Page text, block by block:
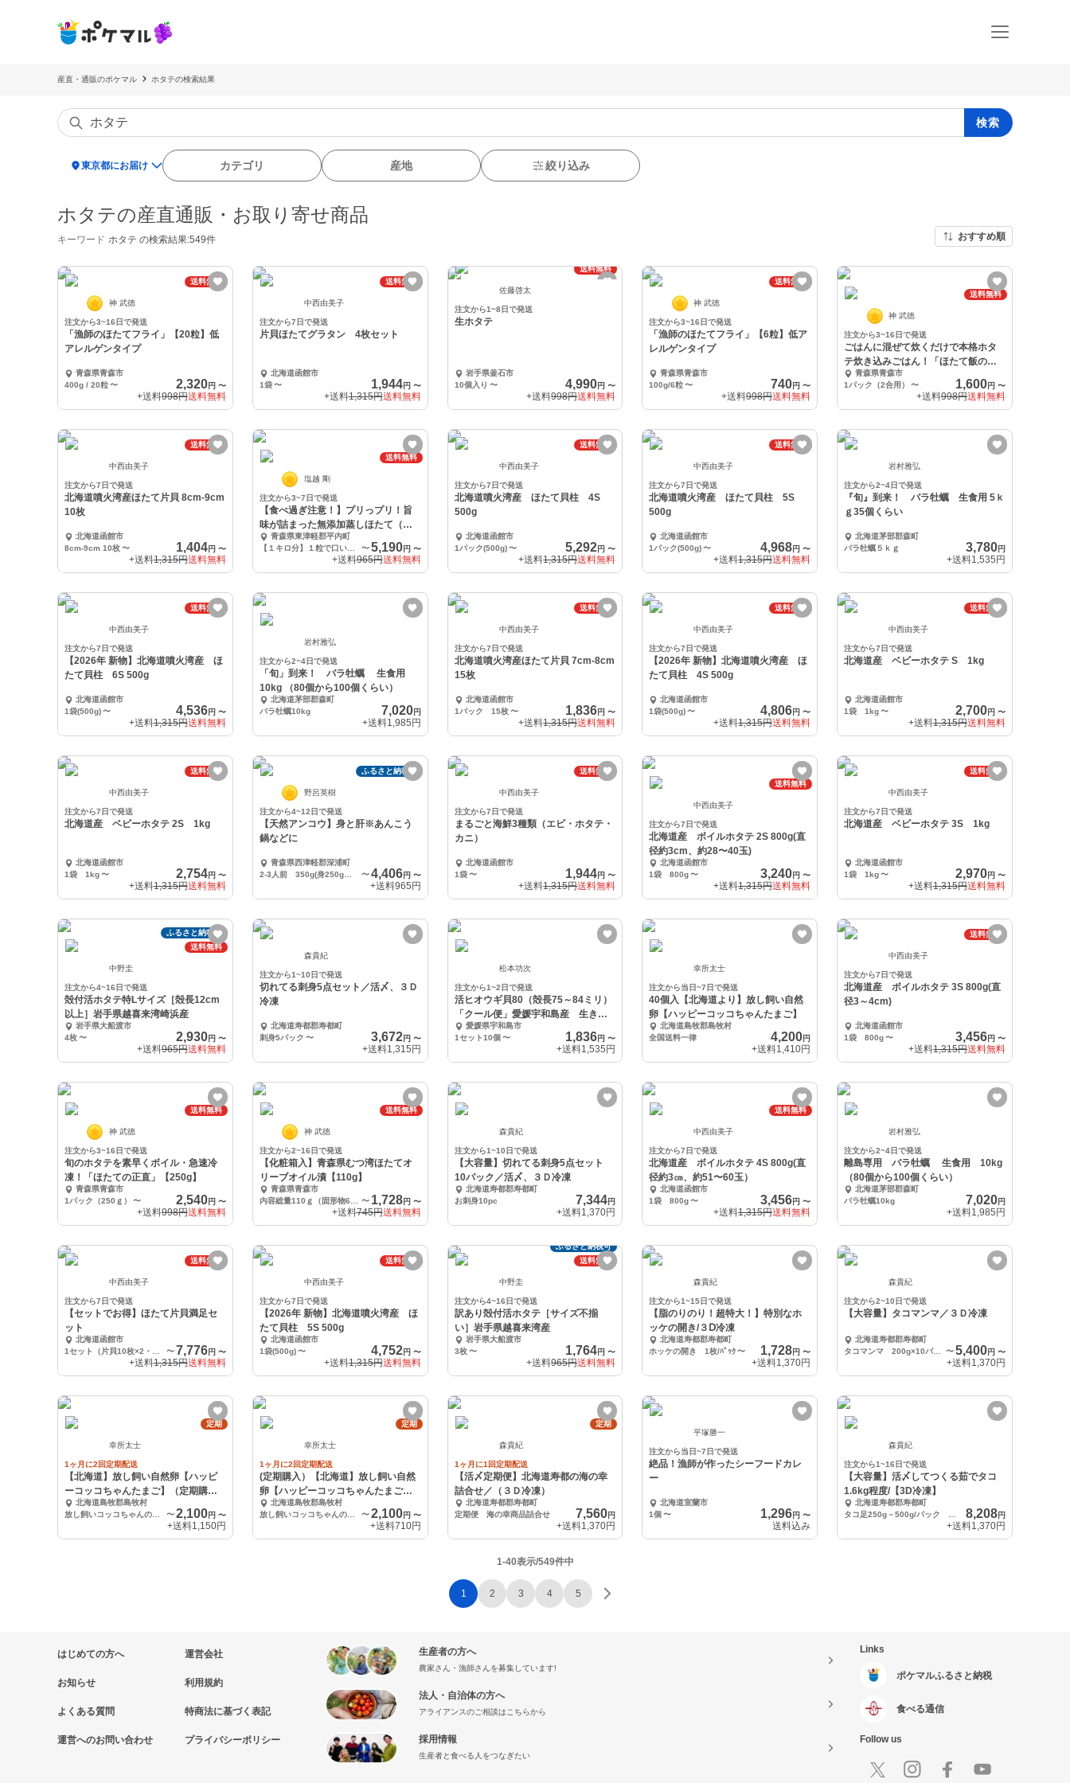
産直・通販のポケマル ホタテの検索結果
検索
location_on東京都にお届け カテゴリ 産地 絞り込み
ホタテの産直通販・お取り寄せ商品
キーワード ホタテ の検索結果:549件 おすすめ順
送料無料
神 武徳
注文から3~16日で発送
「漁師のほたてフライ」【20粒】低
アレルゲンタイプ
青森県青森市
400g / 20粒〜 2,320円 〜
+送料998円送料無料
送料無料
中西由美子
注文から7日で発送
片貝ほたてグラタン 4枚セット
北海道函館市
1袋 〜 1,944円 〜
+送料1,315円送料無料
送料無料
佐藤啓太
注文から1~8日で発送
生ホタテ
岩手県釜石市
10個入り 〜 4,990円〜
+送料998円送料無料
送料無料
神 武徳
注文から3~16日で発送
「漁師のほたてフライ」【6粒】低ア
レルゲンタイプ
青森県青森市
100g/6粒 〜 740円〜
+送料998円送料無料
送料無料
神 武徳
注文から3~16日で発送
ごはんに混ぜて炊くだけで本格ホタ
テ炊き込みごはん！「ほたて飯の
素」【2合用】
青森県青森市
1パック（2合用）
〜 1,600円 〜
+送料998円送料無料
送料無料
中西由美子
注文から7日で発送
北海道噴火湾産ほたて片貝 8cm-9cm
10枚
北海道函館市
8cm-9cm 10枚〜 1,404円 〜
+送料1,315円送料無料
送料無料
塩越 剛
注文から3~7日で発送
【食べ過ぎ注意！】プリっプリ！旨
味が詰まった無添加蒸しほたて（冷
凍）青森県東津軽郡平内町
【１キロ分】１粒で口いっぱいの海の旨味
〜 5,190円 〜
+送料965円送料無料
送料無料
中西由美子
注文から7日で発送
北海道噴火湾産 ほたて貝柱 4S
500g
北海道函館市
1パック(500g) 〜 5,292円〜
+送料1,315円送料無料
送料無料
中西由美子
注文から7日で発送
北海道噴火湾産 ほたて貝柱 5S
500g
北海道函館市
1パック(500g) 〜 4,968円〜
+送料1,315円送料無料
岩村雅弘
注文から2~4日で発送
『旬』到来！ バラ牡蠣 生食用 5ｋ
ｇ35個くらい
北海道茅部郡森町
バラ牡蠣５ｋｇ
3,780円
+送料1,535円
送料無料
中西由美子
注文から7日で発送
【2026年 新物】北海道噴火湾産 ほ
たて貝柱 6S 500g
北海道函館市
1袋(500g)〜 4,536円 〜
+送料1,315円送料無料
岩村雅弘
注文から2~4日で発送
「旬」到来！ バラ牡蠣 生食用
10kg （80個から100個くらい）
北海道茅部郡森町
バラ牡蠣10kg
7,020円
+送料1,985円
送料無料
中西由美子
注文から7日で発送
北海道噴火湾産ほたて片貝 7cm-8cm
15枚
北海道函館市
1パック 15枚 〜 1,836円〜
+送料1,315円送料無料
送料無料
中西由美子
注文から7日で発送
【2026年 新物】北海道噴火湾産 ほ
たて貝柱 4S 500g
北海道函館市
1袋(500g) 〜 4,806円〜
+送料1,315円送料無料
送料無料
中西由美子
注文から7日で発送
北海道産 ベビーホタテ S 1kg
北海道函館市
1袋 1kg〜 2,700円 〜
+送料1,315円送料無料
送料無料
中西由美子
注文から7日で発送
北海道産 ベビーホタテ 2S 1kg
北海道函館市
1袋 1kg〜 2,754円 〜
+送料1,315円送料無料
ふるさと納税可
野呂英樹
注文から4~12日で発送
【天然アンコウ】身と肝※あんこう
鍋などに
青森県西津軽郡深浦町
2-3人前 350g(身250g、肝100g)
〜 4,406円 〜
+送料965円
送料無料
中西由美子
注文から7日で発送
まるごと海鮮3種類（エビ・ホタテ・
カニ）
北海道函館市
1袋 〜 1,944円〜
+送料1,315円送料無料
送料無料
中西由美子
注文から7日で発送
北海道産 ボイルホタテ 2S 800g(直
径約3cm、約28〜40玉)
北海道函館市
1袋 800g 〜 3,240円〜
+送料1,315円送料無料
送料無料
中西由美子
注文から7日で発送
北海道産 ベビーホタテ 3S 1kg
北海道函館市
1袋 1kg〜 2,970円 〜
+送料1,315円送料無料
ふるさと納税可
送料無料
中野圭
注文から4~16日で発送
殻付活ホタテ特Lサイズ［殻長12cm
以上］岩手県越喜来湾崎浜産
岩手県大船渡市
4枚〜 2,930円 〜
+送料965円送料無料
森貴紀
注文から1~10日で発送
切れてる刺身5点セット／活〆、３Ｄ
冷凍
北海道寿都郡寿都町
刺身5パック 〜 3,672円 〜
+送料1,315円
松本功次
注文から1~2日で発送
活ヒオウギ貝80（殻長75～84ミリ）
「クール便」愛媛宇和島産 生きた
ままお届け
愛媛県宇和島市
1セット10個 〜 1,836円〜
+送料1,535円
幸所太士
注文から当日~7日で発送
40個入【北海道より】放し飼い自然
卵【ハッピーコッコちゃんたまご】
北海道島牧郡島牧村
全国送料一律
4,200円
+送料1,410円
送料無料
中西由美子
注文から7日で発送
北海道産 ボイルホタテ 3S 800g(直
径3～4cm)
北海道函館市
1袋 800g〜 3,456円 〜
+送料1,315円送料無料
送料無料
神 武徳
注文から3~16日で発送
旬のホタテを素早くボイル・急速冷
凍！「ほたての正直」【250g】
青森県青森市
1パック（250ｇ）
〜 2,540円 〜
+送料998円送料無料
送料無料
神 武徳
注文から2~16日で発送
【化粧箱入】青森県むつ湾ほたてオ
リーブオイル漬【110g】
青森県青森市
〜 1,728円 〜
+送料745円送料無料
森貴紀
注文から1~10日で発送
【大容量】切れてる刺身5点セット
10パック／活〆、３Ｄ冷凍
北海道寿都郡寿都町
お刺身10pc
7,344円
+送料1,370円
送料無料
中西由美子
注文から7日で発送
北海道産 ボイルホタテ 4S 800g(直
径約3㎝、約51〜60玉）
北海道函館市
1袋 800g 〜 3,456円〜
+送料1,315円送料無料
岩村雅弘
注文から2~4日で発送
離島専用 バラ牡蠣 生食用 10kg
（80個から100個くらい）
北海道茅部郡森町
バラ牡蠣10kg
7,020円
+送料1,985円
送料無料
中西由美子
注文から7日で発送
【セットでお得】ほたて片貝満足セ
ット
北海道函館市
〜 7,776円 〜
+送料1,315円送料無料
送料無料
中西由美子
注文から7日で発送
【2026年 新物】北海道噴火湾産 ほ
たて貝柱 5S 500g
北海道函館市
1袋(500g) 〜 4,752円 〜
+送料1,315円送料無料
ふるさと納税可
送料無料
中野圭
注文から4~16日で発送
訳あり殻付活ホタテ［サイズ不揃
い］岩手県越喜来湾産
岩手県大船渡市
3枚 〜 1,764円〜
+送料965円送料無料
森貴紀
注文から1~15日で発送
【脂のりのり！超特大！】特別なホ
ッケの開き/３Ⅾ冷凍
北海道寿都郡寿都町
ホッケの開き 1枚/ﾊﾟｯｸ 〜 1,728円〜
+送料1,370円
森貴紀
注文から2~10日で発送
【大容量】タコマンマ／３Ｄ冷凍
北海道寿都郡寿都町
タコマンマ 200g×10パック
〜5,400円 〜
+送料1,370円
定期
幸所太士
1ヶ月に2回定期配送
【北海道】放し飼い自然卵【ハッピ
ーコッコちゃんたまご】（定期購
入）北海道島牧郡島牧村
〜 2,100円 〜
+送料1,150円
定期
幸所太士
1ヶ月に2回定期配送
(定期購入）【北海道】放し飼い自然
卵【ハッピーコッコちゃんたまご】
（道内限定)
北海道島牧郡島牧村
放し飼いコッコちゃんのたまご 20個 (10個入×2)道内向け
〜 2,100円 〜
+送料710円
定期
森貴紀
1ヶ月に1回定期配送
【活〆定期便】北海道寿都の海の幸
詰合せ／（３Ｄ冷凍）
北海道寿都郡寿都町
定期便 海の幸商品詰合せ
7,560円
+送料1,370円
平塚勝一
注文から当日~7日で発送
絶品！漁師が作ったシーフードカレ
ー
北海道室蘭市
1個 〜 1,296円〜
送料込み
森貴紀
注文から1~16日で発送
【大容量】活〆してつくる茹でタコ
1.6kg程度/【3D冷凍】
北海道寿都郡寿都町
8,208円
+送料1,370円
1-40表示/549件中
1 2 3 4 5
はじめての方へ
お知らせ
よくある質問
運営へのお問い合わせ
運営会社
利用規約
特商法に基づく表記
プライバシーポリシー
生産者の方へ
農家さん・漁師さんを募集しています!
法人・自治体の方へ
アライアンスのご相談はこちらから
採用情報
生産者と食べる人をつなぎたい
Links
ポケマルふるさと納税
食べる通信
Follow us